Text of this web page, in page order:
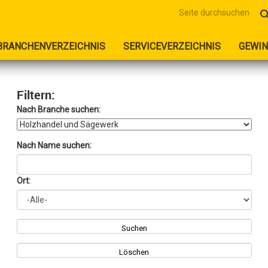
SERVICEVERZEICHNIS
Filtern:
Nach Branche suchen:
Nach Name suchen:
Ort:
Suchen
Löschen